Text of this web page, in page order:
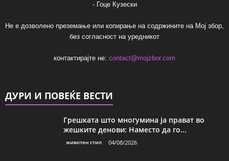
- Гоце Кузески
Не е дозволено преземање или копирање на содржините на Мој збор,
без согласност на уредникот
контактирајте не: contact@mojzbor.com
ДУРИ И ПОВЕЌЕ ВЕСТИ
Грешката што многумина ја прават во
жешките денови: Наместо да го...
животен стил 04/08/2026